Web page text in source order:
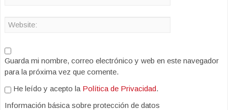
Guarda mi nombre, correo electrónico y web en este navegador
para la próxima vez que comente.
He leído y acepto la Política de Privacidad.
Información básica sobre protección de datos